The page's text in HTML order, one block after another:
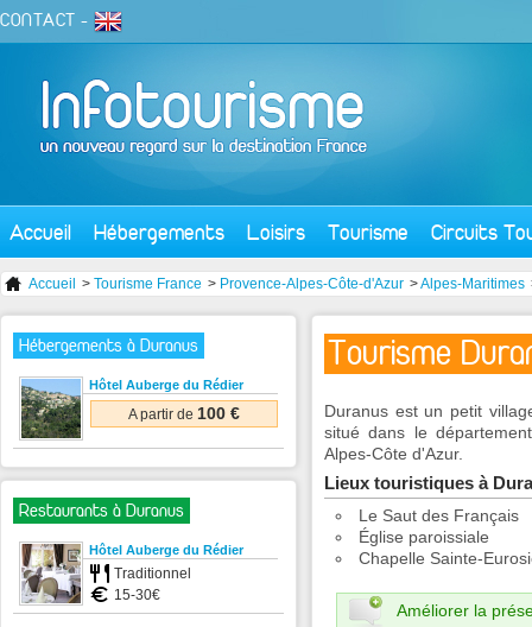
CONTACT -
Accueil Hébergements Loisirs Tourisme Circuits
Accueil > Tourisme France > Provence-Alpes-Côte-d'Azur >Alpes-Maritimes
Tourisme
Duranus est un petit
situé dans le
Alpes-Côte d'Azur.
Lieux touristiques à
Le Saut des Français
Église paroissiale
Chapelle Sainte-
Améliorer la
Hébergements à Duranus
Hôtel Auberge du Rédier
A partir de 100 €
Restaurants à Duranus
Hôtel Auberge du Rédier
Traditionnel
15-30€